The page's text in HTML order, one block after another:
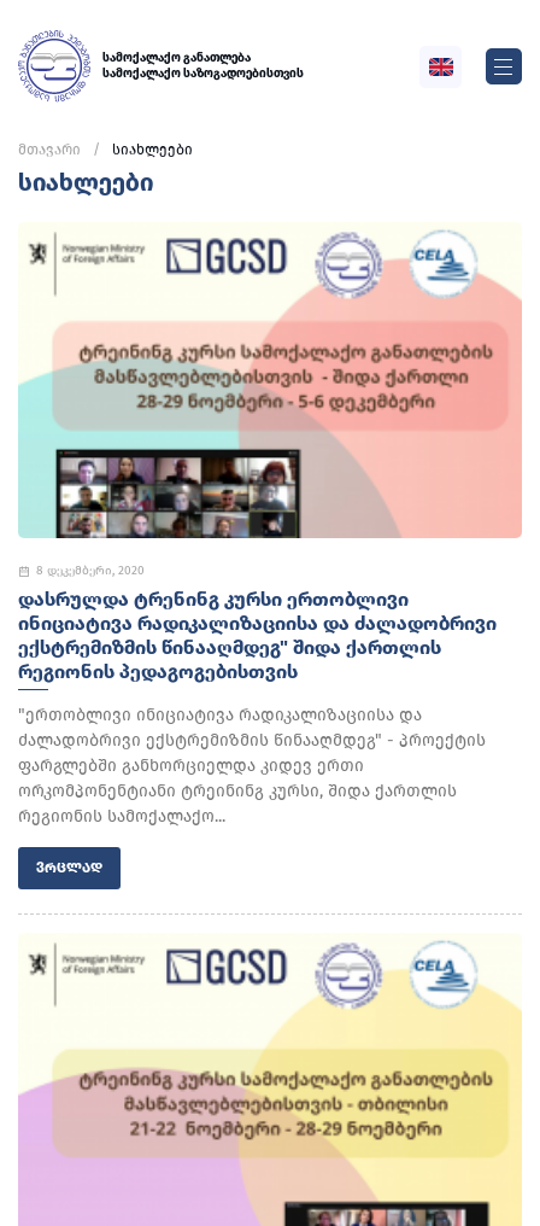
სამოქალაქო განათლება
სამოქალაქო საზოგადოებისთვის
მთავარი სიახლეები
სიახლეები
8 დეკემბერი, 2020
ᲓᲐᲡᲠᲣᲚᲓᲐ ᲢᲠᲔᲜᲘᲜᲒ ᲙᲣᲠᲡᲘ ᲔᲠᲗᲝᲑᲚᲘᲕᲘ
ᲘᲜᲘᲪᲘᲐᲢᲘᲕᲐ ᲠᲐᲓᲘᲙᲐᲚᲘᲖᲐᲪᲘᲘᲡᲐ ᲓᲐ ᲫᲐᲚᲐᲓᲝᲑᲠᲘᲕᲘ
ᲔᲥᲡᲢᲠᲔᲛᲘᲖᲛᲘᲡ ᲬᲘᲜᲐᲐᲦᲛᲓᲔᲒ" ᲨᲘᲓᲐ ᲥᲐᲠᲗᲚᲘᲡ
ᲠᲔᲒᲘᲝᲜᲘᲡ ᲞᲔᲓᲐᲒᲝᲒᲔᲑᲘᲡᲗᲕᲘᲡ
"ერთობლივი ინიციატივა რადიკალიზაციისა და
ძალადობრივი ექსტრემიზმის წინააღმდეგ" - პროექტის
ფარგლებში განხორციელდა კიდევ ერთი
ორკომპონენტიანი ტრეინინგ კურსი, შიდა ქართლის
რეგიონის სამოქალაქო...
ᲕᲠᲪᲚᲐᲓ